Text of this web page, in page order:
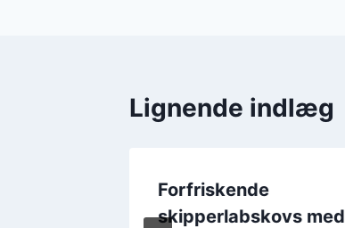
Lignende indlæg
Forfriskende
skipperlabskovs med